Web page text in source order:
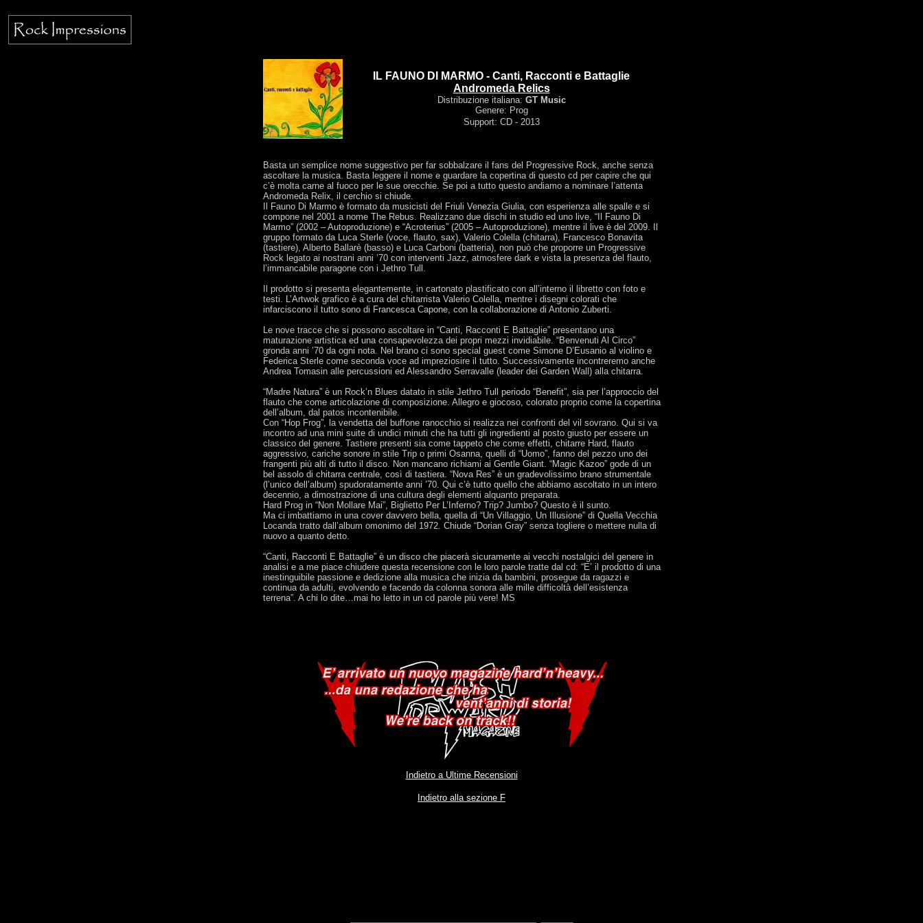
IL FAUNO DI MARMO - Canti, Racconti e Battaglie
Andromeda Relics
Distribuzione italiana: GT Music
Genere: Prog
Support: CD - 2013
Basta un semplice nome suggestivo per far sobbalzare il fans del Progressive Rock, anche senza
ascoltare la musica. Basta leggere il nome e guardare la copertina di questo cd per capire che qui
c’è molta carne al fuoco per le sue orecchie. Se poi a tutto questo andiamo a nominare l’attenta
Andromeda Relix, il cerchio si chiude.
Il Fauno Di Marmo è formato da musicisti del Friuli Venezia Giulia, con esperienza alle spalle e si
compone nel 2001 a nome The Rebus. Realizzano due dischi in studio ed uno live, “Il Fauno Di
Marmo” (2002 – Autoproduzione) e “Acroterius” (2005 – Autoproduzione), mentre il live è del 2009. Il
gruppo formato da Luca Sterle (voce, flauto, sax), Valerio Colella (chitarra), Francesco Bonavita
(tastiere), Alberto Ballarè (basso) e Luca Carboni (batteria), non può che proporre un Progressive
Rock legato ai nostrani anni ’70 con interventi Jazz, atmosfere dark e vista la presenza del flauto,
l’immancabile paragone con i Jethro Tull.
Il prodotto si presenta elegantemente, in cartonato plastificato con all’interno il libretto con foto e
testi. L’Artwok grafico è a cura del chitarrista Valerio Colella, mentre i disegni colorati che
infarciscono il tutto sono di Francesca Capone, con la collaborazione di Antonio Zuberti.
Le nove tracce che si possono ascoltare in “Canti, Racconti E Battaglie” presentano una
maturazione artistica ed una consapevolezza dei propri mezzi invidiabile. “Benvenuti Al Circo”
gronda anni ’70 da ogni nota. Nel brano ci sono special guest come Simone D’Eusanio al violino e
Federica Sterle come seconda voce ad impreziosire il tutto. Successivamente incontreremo anche
Andrea Tomasin alle percussioni ed Alessandro Serravalle (leader dei Garden Wall) alla chitarra.
“Madre Natura” è un Rock’n Blues datato in stile Jethro Tull periodo “Benefit”, sia per l’approccio del
flauto che come articolazione di composizione. Allegro e giocoso, colorato proprio come la copertina
dell’album, dal patos incontenibile.
Con “Hop Frog”, la vendetta del buffone ranocchio si realizza nei confronti del vil sovrano. Qui si va
incontro ad una mini suite di undici minuti che ha tutti gli ingredienti al posto giusto per essere un
classico del genere. Tastiere presenti sia come tappeto che come effetti, chitarre Hard, flauto
aggressivo, cariche sonore in stile Trip o primi Osanna, quelli di “Uomo”, fanno del pezzo uno dei
frangenti più alti di tutto il disco. Non mancano richiami ai Gentle Giant. “Magic Kazoo” gode di un
bel assolo di chitarra centrale, così di tastiera. “Nova Res” è un gradevolissimo brano strumentale
(l’unico dell’album) spudoratamente anni ’70. Qui c’è tutto quello che abbiamo ascoltato in un intero
decennio, a dimostrazione di una cultura degli elementi alquanto preparata.
Hard Prog in “Non Mollare Mai”, Biglietto Per L’Inferno? Trip? Jumbo? Questo è il sunto.
Ma ci imbattiamo in una cover davvero bella, quella di “Un Villaggio, Un Illusione” di Quella Vecchia
Locanda tratto dall’album omonimo del 1972. Chiude “Dorian Gray” senza togliere o mettere nulla di
nuovo a quanto detto.
“Canti, Racconti E Battaglie” è un disco che piacerà sicuramente ai vecchi nostalgici del genere in
analisi e a me piace chiudere questa recensione con le loro parole tratte dal cd: “E’ il prodotto di una
inestinguibile passione e dedizione alla musica che inizia da bambini, prosegue da ragazzi e
continua da adulti, evolvendo e facendo da colonna sonora alle mille difficoltà dell’esistenza
terrena”. A chi lo dite…mai ho letto in un cd parole più vere! MS
Indietro a Ultime Recensioni
Indietro alla sezione F